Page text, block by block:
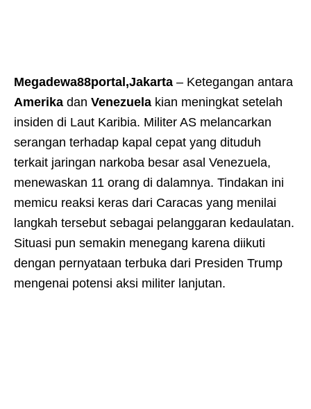
Megadewa88portal,Jakarta – Ketegangan antara
Amerika dan Venezuela kian meningkat setelah
insiden di Laut Karibia. Militer AS melancarkan
serangan terhadap kapal cepat yang dituduh
terkait jaringan narkoba besar asal Venezuela,
menewaskan 11 orang di dalamnya. Tindakan ini
memicu reaksi keras dari Caracas yang menilai
langkah tersebut sebagai pelanggaran kedaulatan.
Situasi pun semakin menegang karena diikuti
dengan pernyataan terbuka dari Presiden Trump
mengenai potensi aksi militer lanjutan.